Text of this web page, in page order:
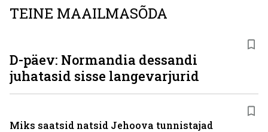
TEINE MAAILMASÕDA
D-päev: Normandia dessandi
juhatasid sisse langevarjurid
Miks saatsid natsid Jehoova tunnistajad